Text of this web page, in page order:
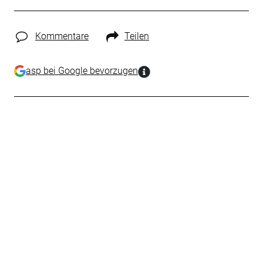
Kommentare Teilen
asp bei Google bevorzugen